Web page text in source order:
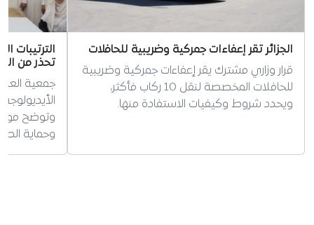
الجزائر تقر إعفاءات جمركية وضريبية للحافلات
قرار وزاري مشترك يقر إعفاءات جمركية وضريبية
للحافلات المخصصة لنقل 10 ركاب فأكثر،
ويحدد شروط وكيفيات الاستفادة منها.
الترتيبات
تحذر من
جمعية
وتوضح
وحماية